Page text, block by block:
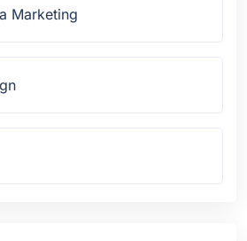
Marketing